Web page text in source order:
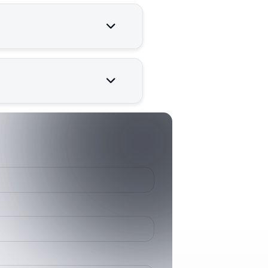
çalışması için kritik